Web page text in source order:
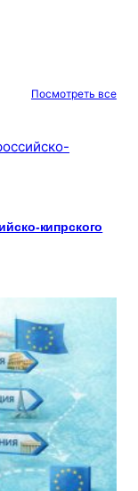
Посмотреть все
кипрского